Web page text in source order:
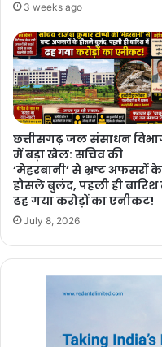
छत्तीसगढ़ में बीते कुछ महीनों से
पर इनकम टैक्स और प्रवर्तन
छापेमारी को भी इसी कड़ी से जोड़ा
का इंतजार किया जा रहा है।
3 weeks ago
छत्तीसगढ़ जल संसाधन
में बड़ा खेल: सचिव की
‘मेहरबानी’ से भ्रष्ट अफसरों के
हौसले बुलंद, पहली ही
ढह गया करोड़ों का एनीकट!
July 8, 2026